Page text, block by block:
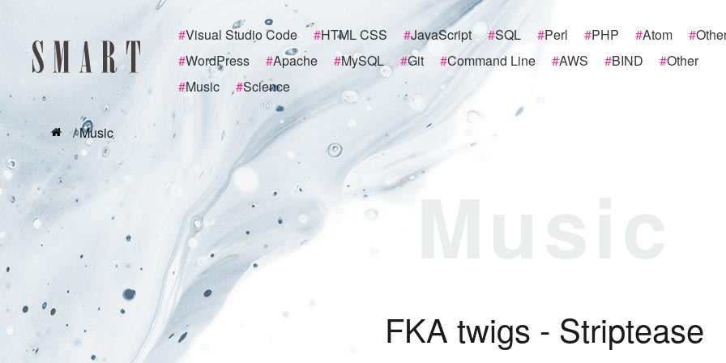
#Visual Studio Code #HTML CSS #JavaScript #SQL #Perl #PHP #Atom #
#WordPress #Apache #MySQL #Git #Command Line #AWS #BIND #Other
#Music #Science
/ Music
FKA twigs - Striptease